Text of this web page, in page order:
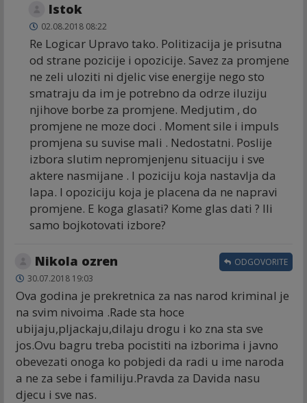
Istok
02.08.2018 08:22
Re Logicar Upravo tako. Politizacija je prisutna
od strane pozicije i opozicije. Savez za promjene
ne zeli uloziti ni djelic vise energije nego sto
smatraju da im je potrebno da odrze iluziju
njihove borbe za promjene. Medjutim , do
promjene ne moze doci . Moment sile i impuls
promjena su suvise mali . Nedostatni. Poslije
izbora slutim nepromjenjenu situaciju i sve
aktere nasmijane . I poziciju koja nastavlja da
lapa. I opoziciju koja je placena da ne napravi
promjene. E koga glasati? Kome glas dati ? Ili
samo bojkotovati izbore?
Nikola ozren
30.07.2018 19:03
Ova godina je prekretnica za nas narod kriminal je
na svim nivoima .Rade sta hoce
ubijaju,pljackaju,dilaju drogu i ko zna sta sve
jos.Ovu bagru treba pocistiti na izborima i javno
obevezati onoga ko pobjedi da radi u ime naroda
a ne za sebe i familiju.Pravda za Davida nasu
djecu i sve nas.
ODGOVORITE